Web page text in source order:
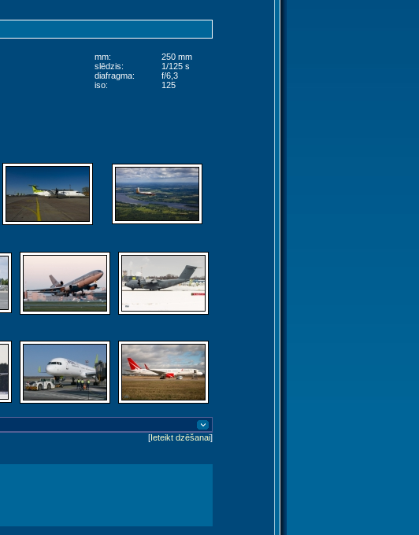
mm:
250 mm
slēdzis:
1/125 s
diafragma:
f/6,3
iso:
125
[Ieteikt dzēšanai]